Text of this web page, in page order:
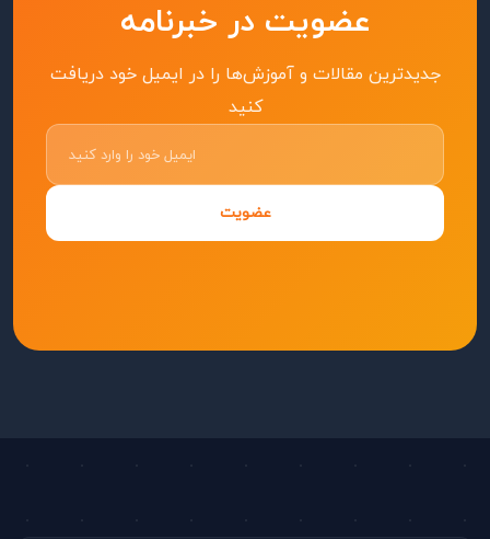
عضویت در خبرنامه
جدیدترین مقالات و آموزش‌ها را در ایمیل خود دریافت
کنید
عضویت